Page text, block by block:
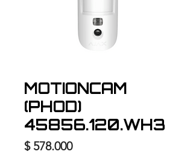
MOTIONCAM
(PHOD)
45856.120.WH3
$ 578.000Precio